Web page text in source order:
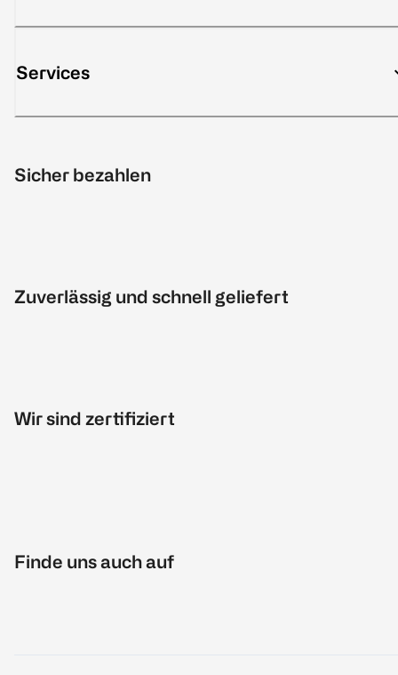
Services
Sicher bezahlen
Zuverlässig und schnell geliefert
Wir sind zertifiziert
Finde uns auch auf